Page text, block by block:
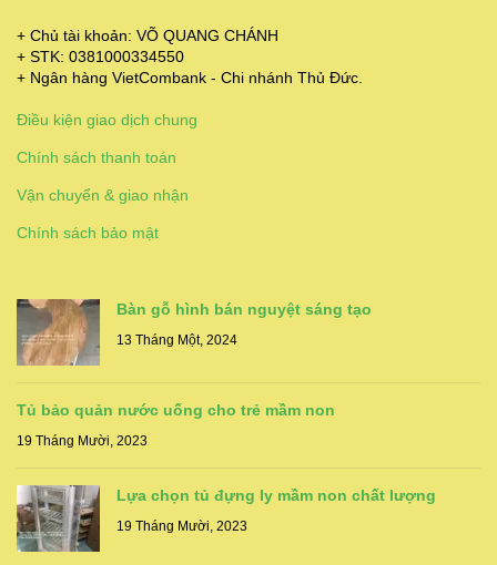
+ Chủ tài khoản: VÕ QUANG CHÁNH
+ STK: 0381000334550
+ Ngân hàng VietCombank - Chi nhánh Thủ Đức.
Điều kiện giao dịch chung
Chính sách thanh toán
Vận chuyển & giao nhận
Chính sách bảo mật
Bàn gỗ hình bán nguyệt sáng tạo
13 Tháng Một, 2024
Tủ bảo quản nước uống cho trẻ mầm non
19 Tháng Mười, 2023
Lựa chọn tủ đựng ly mầm non chất lượng
19 Tháng Mười, 2023